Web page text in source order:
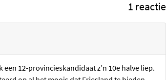
1 reactie
12-provincieskandidaat z’n 10e halve liep.